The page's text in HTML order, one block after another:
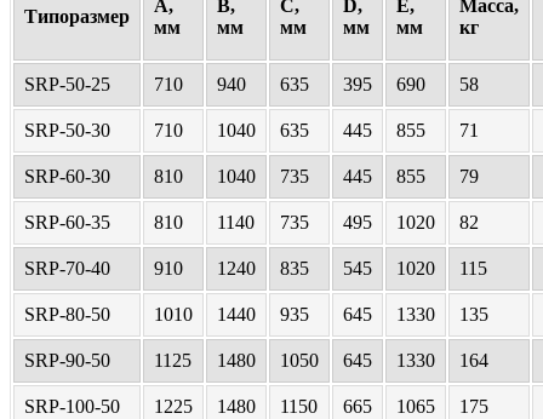
Типоразмер
A,
мм
B,
мм
C,
мм
D,
мм
E,
мм
Масса,
кг
SRP-50-25 710 940 635 395 690 58
SRP-50-30 710 1040 635 445 855 71
SRP-60-30 810 1040 735 445 855 79
SRP-60-35 810 1140 735 495 1020 82
SRP-70-40 910 1240 835 545 1020 115
SRP-80-50 1010 1440 935 645 1330 135
SRP-90-50 1125 1480 1050 645 1330 164
SRP-100-50 1225 1480 1150 665 1065 175